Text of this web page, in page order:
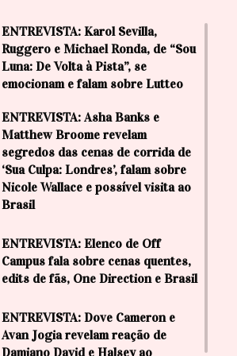
ENTREVISTA: Karol Sevilla,
Ruggero e Michael Ronda, de “Sou
Luna: De Volta à Pista”, se
emocionam e falam sobre Lutteo
ENTREVISTA: Asha Banks e
Matthew Broome revelam
segredos das cenas de corrida de
‘Sua Culpa: Londres’, falam sobre
Nicole Wallace e possível visita ao
Brasil
ENTREVISTA: Elenco de Off
Campus fala sobre cenas quentes,
edits de fãs, One Direction e Brasil
ENTREVISTA: Dove Cameron e
Avan Jogia revelam reação de
Damiano David e Halsey ao